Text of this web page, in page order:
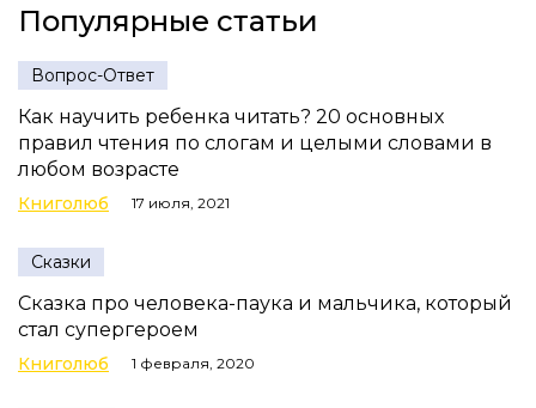
Популярные статьи
Вопрос-Ответ
Как научить ребенка читать? 20 основных
правил чтения по слогам и целыми словами в
любом возрасте
Книголюб 17 июля, 2021
Сказки
Сказка про человека-паука и мальчика, который
стал супергероем
Книголюб 1 февраля, 2020